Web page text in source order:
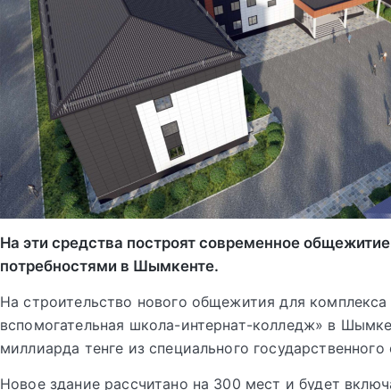
На эти средства построят современное
потребностями в Шымкенте.
На строительство нового общежития для
вспомогательная школа-интернат-колледж» в
миллиарда тенге из специального государственного
Новое здание рассчитано на 300 мест и будет